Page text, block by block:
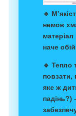
🔹
немов
матеріал
наче
🔹 Тепло
повзати,
яке ж
падінь?)